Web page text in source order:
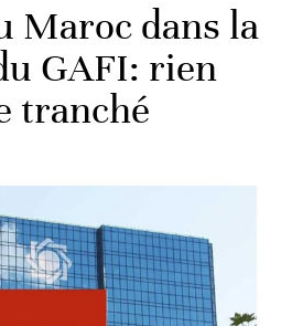
Maroc dans la
GAFI: rien
tranché